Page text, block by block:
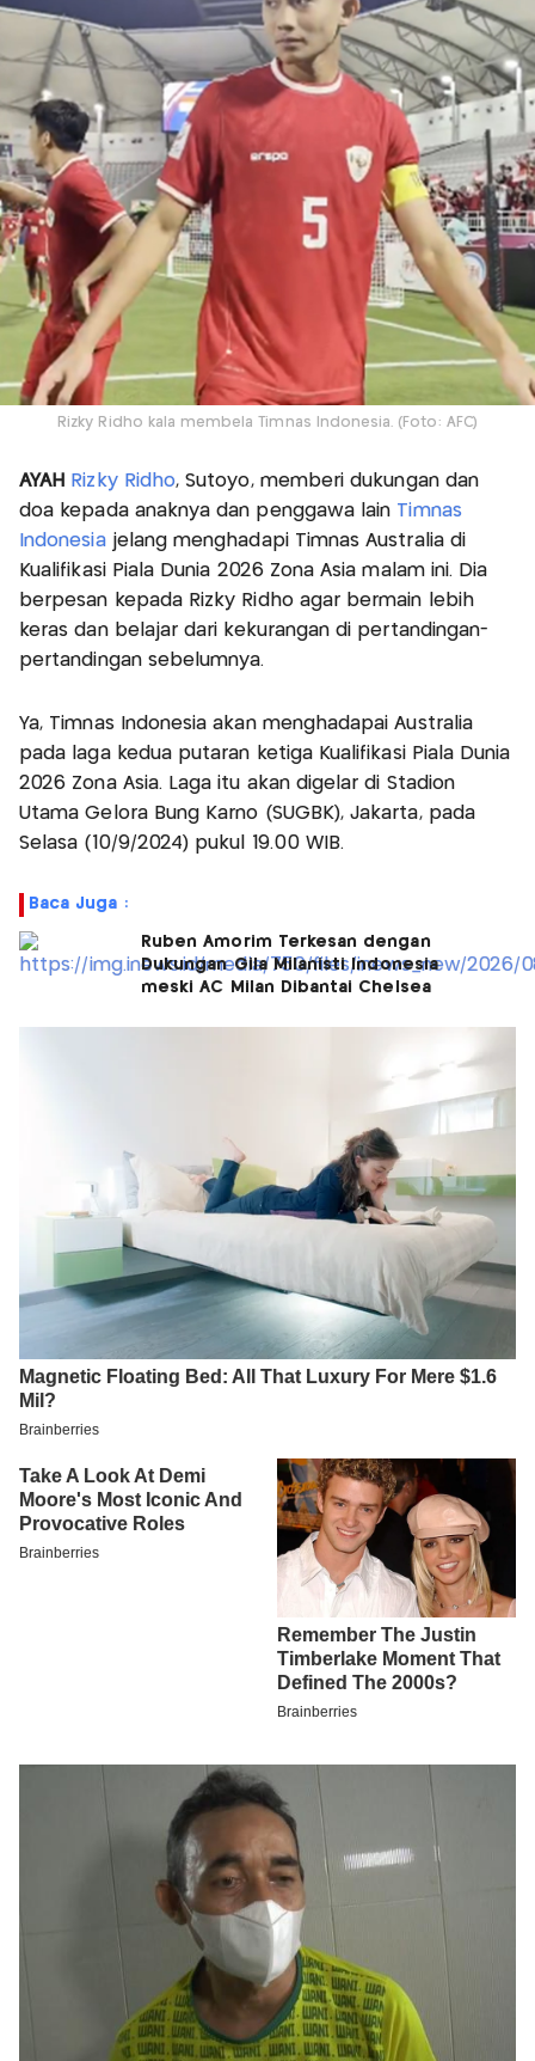
Rizky Ridho kala membela Timnas Indonesia. (Foto: AFC)
AYAH Rizky Ridho, Sutoyo, memberi dukungan dan
doa kepada anaknya dan penggawa lain Timnas
Indonesiajelang menghadapi Timnas Australia di
Kualifikasi Piala Dunia 2026 Zona Asia malam ini. Dia
berpesan kepada Rizky Ridho agar bermain lebih
keras dan belajar dari kekurangan di pertandingan-
pertandingan sebelumnya.
Ya, Timnas Indonesia akan menghadapai Australia
pada laga kedua putaran ketiga Kualifikasi Piala Dunia
2026 Zona Asia. Laga itu akan digelar di Stadion
Utama Gelora Bung Karno (SUGBK), Jakarta, pada
Selasa (10/9/2024) pukul 19.00 WIB.
Baca Juga :
Ruben Amorim Terkesan dengan
Dukungan Gila Milanisti Indonesia
meski AC Milan Dibantai Chelsea